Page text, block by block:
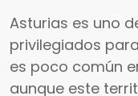
Asturias es uno
privilegiados
es poco común
aunque este